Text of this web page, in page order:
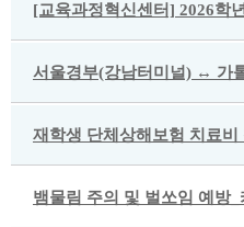
[교육과정혁신센터] 2026학
서울경부(강남터미널) ↔ 가
재학생 단체상해보험 치료비
뱀물림 주의 및 벌쏘임 예방